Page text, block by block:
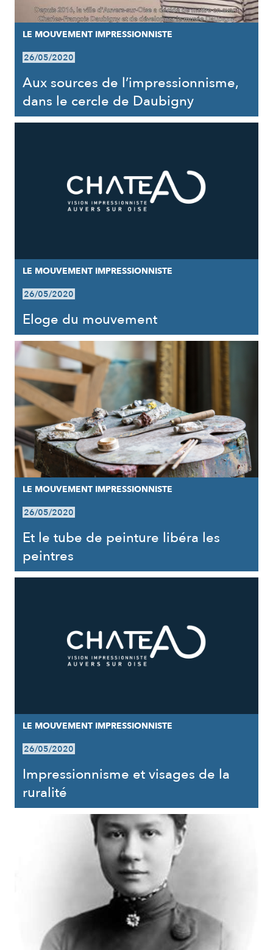
LE MOUVEMENT IMPRESSIONNISTE
26/05/2020
Aux sources de l’impressionnisme,
dans le cercle de Daubigny
LE MOUVEMENT IMPRESSIONNISTE
26/05/2020
Eloge du mouvement
LE MOUVEMENT IMPRESSIONNISTE
26/05/2020
Et le tube de peinture libéra les
peintres
LE MOUVEMENT IMPRESSIONNISTE
26/05/2020
Impressionnisme et visages de la
ruralité